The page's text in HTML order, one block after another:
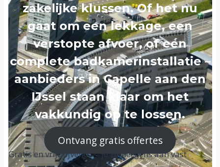
zakelijke klussen. Of het nu
gaat om een lekkage, een
verstopte afvoer, of een
complete badkamerinstallatie –
aanbieders in Capelle aan den
IJssel staan klaar om het
vakkundig op te lossen.
Ontvang gratis offertes
Gratis en vrijblijvend — je zit nergens aan vast